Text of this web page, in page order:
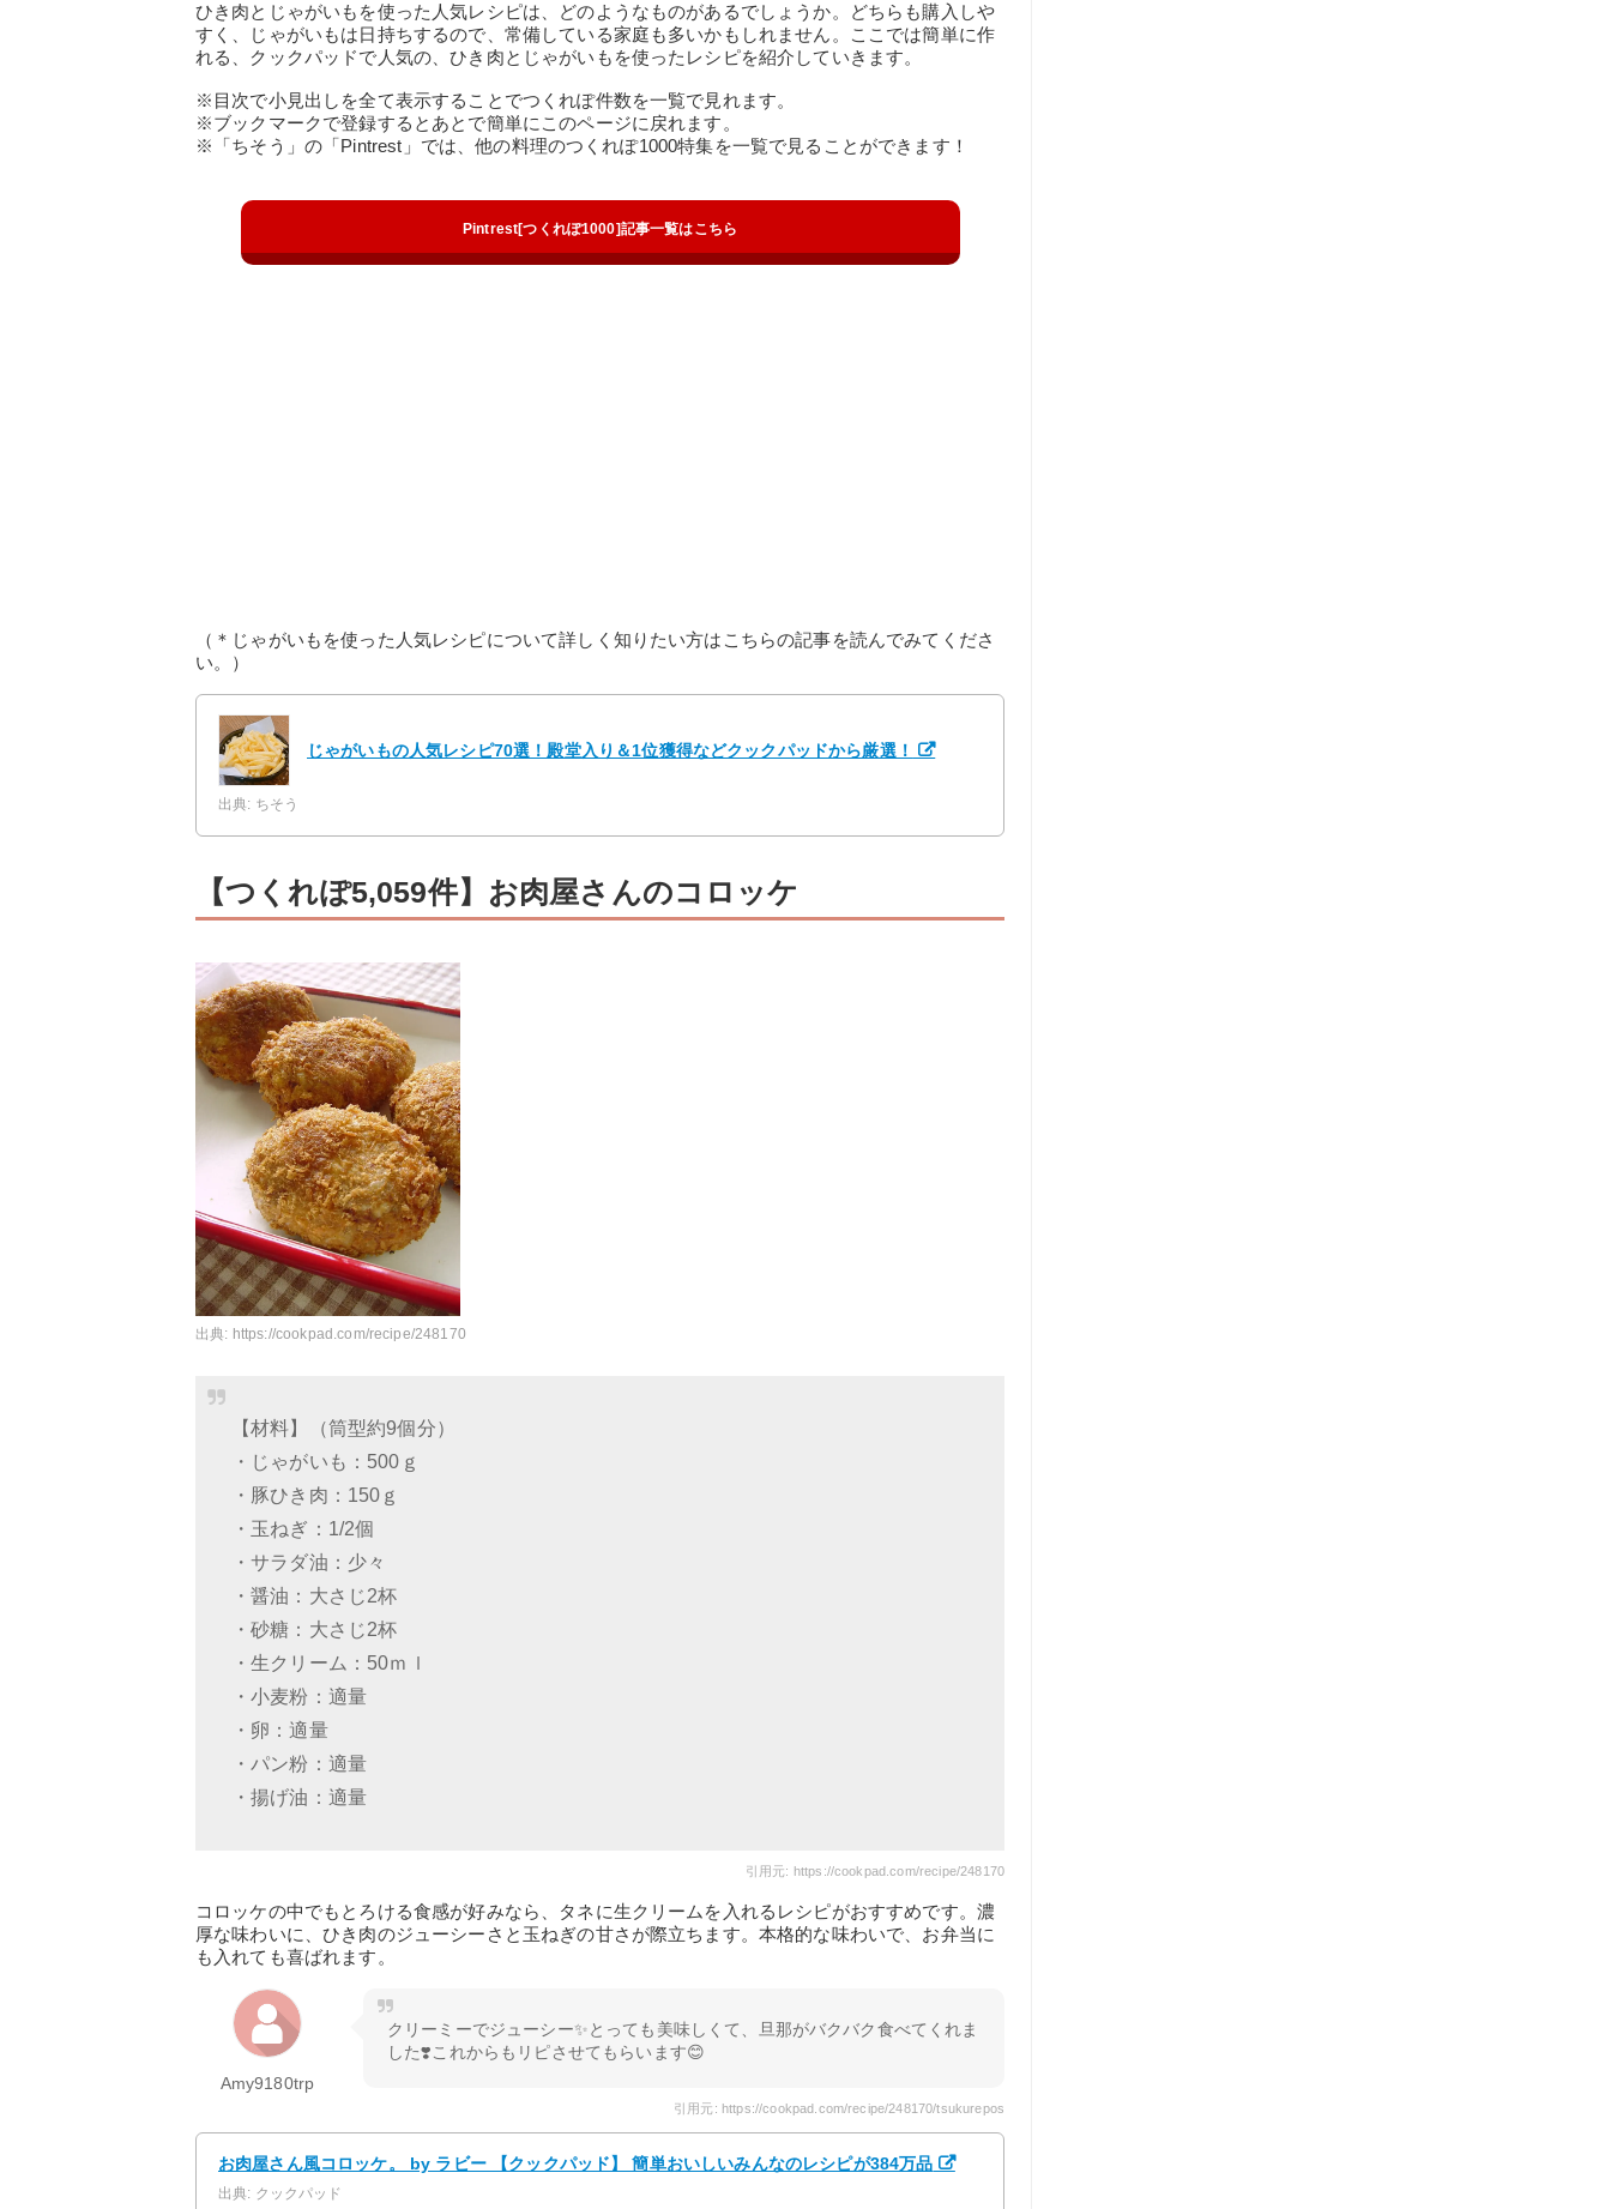
ひき肉とじゃがいもを使った人気レシピは、どのようなものがあるでしょうか。どちらも購入しや
すく、じゃがいもは日持ちするので、常備している家庭も多いかもしれません。ここでは簡単に作
れる、クックパッドで人気の、ひき肉とじゃがいもを使ったレシピを紹介していきます。
※目次で小見出しを全て表示することでつくれぽ件数を一覧で見れます。
※ブックマークで登録するとあとで簡単にこのページに戻れます。
※「ちそう」の「Pintrest」では、他の料理のつくれぽ1000特集を一覧で見ることができます！
Pintrest[つくれぽ1000]記事一覧はこちら
（＊じゃがいもを使った人気レシピについて詳しく知りたい方はこちらの記事を読んでみてくださ
い。）
じゃがいもの人気レシピ70選！殿堂入り＆1位獲得などクックパッドから厳選！
出典: ちそう
【つくれぽ5,059件】お肉屋さんのコロッケ
出典: https://cookpad.com/recipe/248170
【材料】（筒型約9個分）
・じゃがいも：500ｇ
・豚ひき肉：150ｇ
・玉ねぎ：1/2個
・サラダ油：少々
・醤油：大さじ2杯
・砂糖：大さじ2杯
・生クリーム：50ｍｌ
・小麦粉：適量
・卵：適量
・パン粉：適量
・揚げ油：適量
引用元: https://cookpad.com/recipe/248170
コロッケの中でもとろける食感が好みなら、タネに生クリームを入れるレシピがおすすめです。濃
厚な味わいに、ひき肉のジューシーさと玉ねぎの甘さが際立ちます。本格的な味わいで、お弁当に
も入れても喜ばれます。
Amy9180trp
クリーミーでジューシー✨とっても美味しくて、旦那がバクバク食べてくれま
した❣️これからもリピさせてもらいます😊
引用元: https://cookpad.com/recipe/248170/tsukurepos
お肉屋さん風コロッケ。 by ラビー 【クックパッド】 簡単おいしいみんなのレシピが384万品
出典: クックパッド